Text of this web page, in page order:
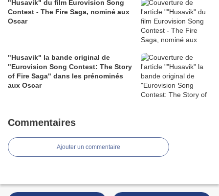
"Husavik" du film Eurovision Song
Contest - The Fire Saga, nominé aux
Oscar
"Husavik" la bande original de
"Eurovision Song Contest: The Story
of Fire Saga" dans les prénominés
aux Oscar
Commentaires
Ajouter un commentaire